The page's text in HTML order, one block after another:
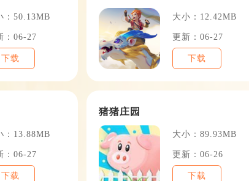
：50.13MB
：06-27
下载
大小：12.42MB
更新：06-27
下载
：13.88MB
：06-27
下载
猪猪庄园
大小：89.93MB
更新：06-26
下载